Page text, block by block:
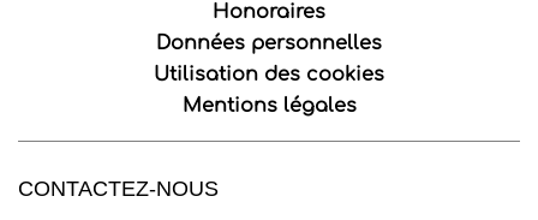
Honoraires
Données personnelles
Utilisation des cookies
Mentions légales
CONTACTEZ-NOUS